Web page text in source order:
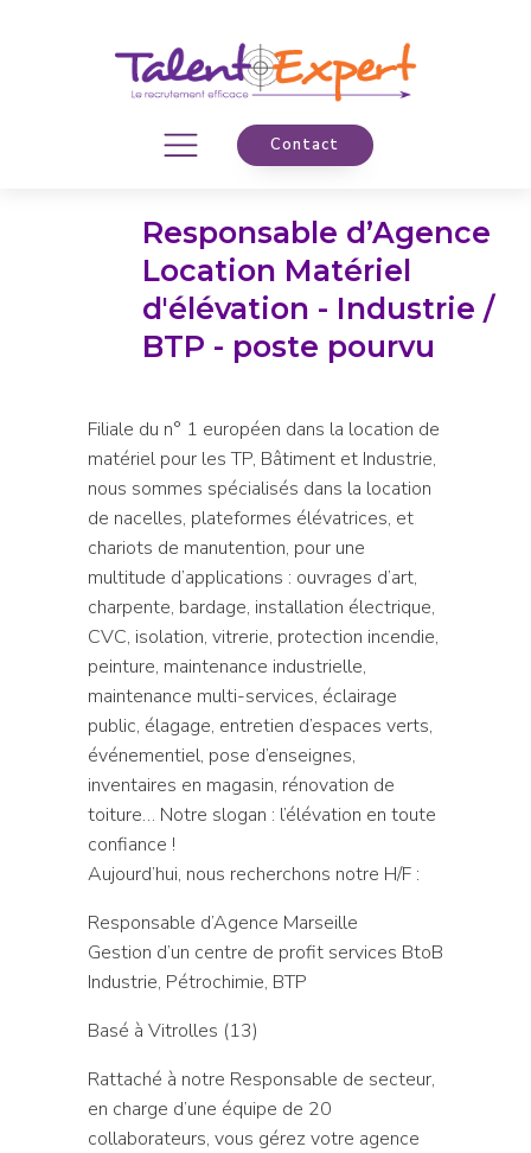
Contact
Responsable d’Agence
Location Matériel
d'élévation - Industrie /
BTP - poste pourvu
Filiale du n° 1 européen dans la location de
matériel pour les TP, Bâtiment et Industrie,
nous sommes spécialisés dans la location
de nacelles, plateformes élévatrices, et
chariots de manutention, pour une
multitude d’applications : ouvrages d’art,
charpente, bardage, installation électrique,
CVC, isolation, vitrerie, protection incendie,
peinture, maintenance industrielle,
maintenance multi-services, éclairage
public, élagage, entretien d’espaces verts,
événementiel, pose d’enseignes,
inventaires en magasin, rénovation de
toiture… Notre slogan : l’élévation en toute
confiance !
Aujourd’hui, nous recherchons notre H/F :
Responsable d’Agence Marseille
Gestion d’un centre de profit services BtoB
Industrie, Pétrochimie, BTP
Basé à Vitrolles (13)
Rattaché à notre Responsable de secteur,
en charge d’une équipe de 20
collaborateurs, vous gérez votre agence